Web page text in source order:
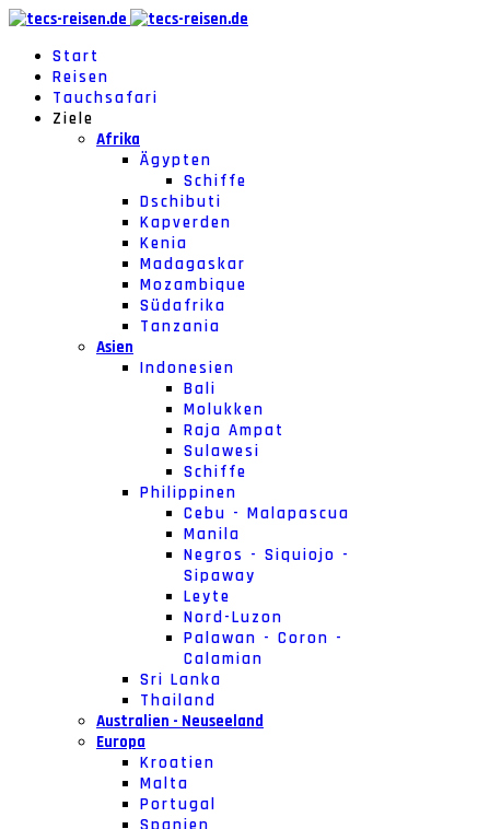
Start
Reisen
Tauchsafari
Ziele
Afrika
Ägypten
Schiffe
Dschibuti
Kapverden
Kenia
Madagaskar
Mozambique
Südafrika
Tanzania
Asien
Indonesien
Bali
Molukken
Raja Ampat
Sulawesi
Schiffe
Philippinen
Cebu - Malapascua
Manila
Negros - Siquiojo -
Sipaway
Leyte
Nord-Luzon
Palawan - Coron -
Calamian
Sri Lanka
Thailand
Australien - Neuseeland
Europa
Kroatien
Malta
Portugal